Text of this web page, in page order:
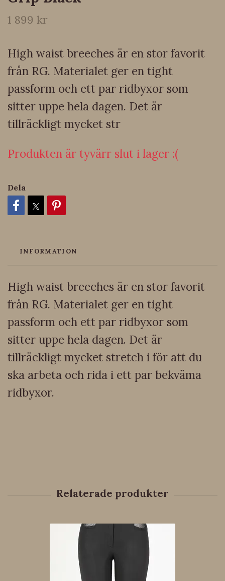
1 899 kr
High waist breeches är en stor favorit
från RG. Materialet ger en tight
passform och ett par ridbyxor som
sitter uppe hela dagen. Det är
tillräckligt mycket str
Produkten är tyvärr slut i lager :(
Dela
INFORMATION
High waist breeches är en stor favorit
från RG. Materialet ger en tight
passform och ett par ridbyxor som
sitter uppe hela dagen. Det är
tillräckligt mycket stretch i för att du
ska arbeta och rida i ett par bekväma
ridbyxor.